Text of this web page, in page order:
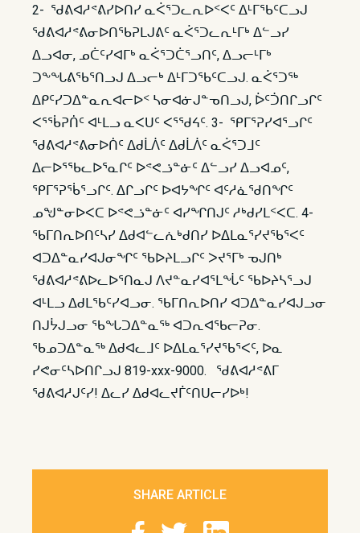
2- ᖁᕕᐊᓱᕝᕕᓯᐅᑎᓯ ᓇᐹᕐᑐᓚᕆᐅᑉᐸᑦ ᐃᒻᒥᖃᑦᑕᓗᒍ
ᖁᕕᐊᓱᕝᕕᓂᐅᑎᖃᕈᒪᒍᕕᑦ ᓇᐹᕐᑐᓚᕆᒻᒥᒃ ᐃᓪᓗᓯ
ᐃᓗᐊᓂ, ᓄᑖᑦᓯᐊᒥᒃ ᓇᐹᕐᑐᑖᕐᓗᑎᑦ, ᐃᓗᓕᒻᒥᒃ
ᑐᖕᖓᕕᖃᕐᑎᓗᒍ ᐃᓗᓕᒃ ᐃᒻᒥᑐᖃᑦᑕᓗᒍ. ᓇᐹᕐᑐᖅ
ᐃᑭᑦᓯᑐᐃᓐᓇᕆᐊᓕᐅᑉ ᓴᓂᐊᓃᒍᓐᓀᑎᓗᒍ, ᐆᑦᑑᑎᒋᓗᒋᑦ
ᐸᕐᖄᕈᑏᑦ ᐊᒻᒪᓗ ᓇᐸᑌᑦ ᐸᕐᖁᔦᑦ. 3- ᕿᒥᕐᕈᓯᐊᕐᓗᒋᑦ
ᖁᕕᐊᓱᕝᕕᓂᐅᑏᑦ ᐃᑯᒫᐲᑦ ᐃᑯᒫᐲᑦ ᓇᐹᕐᑐᒧᑦ
ᐃᓕᐅᕐᖃᓚᐅᕐᓇᒋᑦ ᐅᕝᕙᓘᓐᓃᑦ ᐃᓪᓗᓯ ᐃᓗᐊᓄᑦ,
ᕿᒥᕐᕈᖄᕐᓗᒋᑦ. ᐃᒋᓗᒋᑦ ᐅᐊᔭᖏᑦ ᐊᑦᓱᓈᖁᑎᖏᑦ
ᓄᖑᓐᓂᐅᐸᑕ ᐅᕝᕙᓘᓐᓃᑦ ᐊᓯᖏᑎᒍᑦ ᓱᒃᑯᓯᒪᑉᐸᑕ. 4-
ᖃᒥᑎᕆᐅᑎᑦᓴᓯ ᐃᑯᐊᓪᓚᕇᒃᑯᑎᓯ ᐅᐃᒪᓇᕐᓯᔪᖃᕐᐸᑦ
ᐊᑐᐃᓐᓇᓯᐊᒍᓂᖏᑦ ᖃᐅᔨᒪᓗᒋᑦ ᐳᔪᕐᒥᒃ ᓀᒍᑎᒃ
ᖁᕕᐊᓱᕝᕕᐅᓚᐅᕐᑎᓇᒍ ᐱᔪᓐᓇᓯᐊᕐᒪᖔᑦ ᖃᐅᔨᓴᕐᓗᒍ
ᐊᒻᒪᓗ ᐃᑯᒪᖃᑦᓯᐊᓗᓂ. ᖃᒥᑎᕆᐅᑎᓯ ᐊᑐᐃᓐᓇᓯᐊᒍᓗᓂ
ᑎᒍᔮᒍᓗᓂ ᖃᖓᑐᐃᓐᓇᖅ ᐊᑐᕆᐊᖃᓕᕈᓂ.
ᖃᓄᑐᐃᓐᓇᖅ ᐃᑯᐊᓚᒧᑦ ᐅᐃᒪᓇᕐᓯᔪᖃᕐᐸᑦ, ᐅᓇ
ᓯᕙᓂᑦᓴᐅᑎᒋᓗᒍ 819-xxx-9000. ᖁᕕᐊᓱᕝᕕᒥ
ᖁᕕᐊᓱᒍᑦᓯ! ᐃᓚᓯ ᐃᑯᐊᓚᔪᒦᑦᑎᑌᓕᓯᐅᒃ!
SHARE ARTICLE